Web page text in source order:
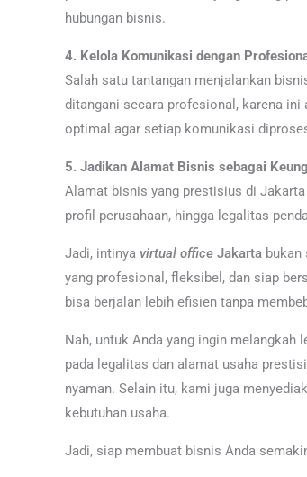
hubungan bisnis.
4. Kelola Komunikasi dengan
Salah satu tantangan menjalankan
ditangani secara profesional, karena ini
optimal agar setiap komunikasi
5. Jadikan Alamat Bisnis sebagai
Alamat bisnis yang prestisius di
profil perusahaan, hingga legalitas
Jadi, intinya virtual office Jakarta
yang profesional, fleksibel, dan siap
bisa berjalan lebih efisien tanpa
Nah, untuk Anda yang ingin
pada legalitas dan alamat usaha
nyaman. Selain itu, kami juga
kebutuhan usaha.
Jadi, siap membuat bisnis Anda